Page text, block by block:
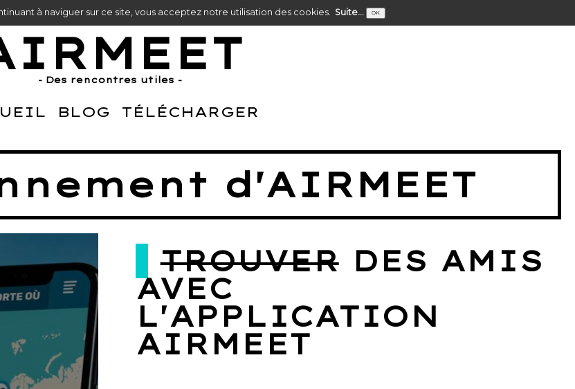
à naviguer sur ce site, vous acceptez notre utilisation des cookies. Suite... OK
- Des rencontres utiles -
BLOG TÉLÉCHARGER
d'AIRMEET
TROUVERDES AMIS
AVEC
L'APPLICATION
AIRMEET